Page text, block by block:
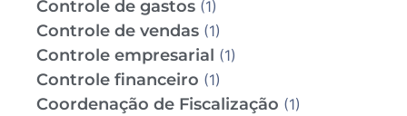
Controle de gastos (1)
Controle de vendas (1)
Controle empresarial (1)
Controle financeiro (1)
Coordenação de Fiscalização (1)